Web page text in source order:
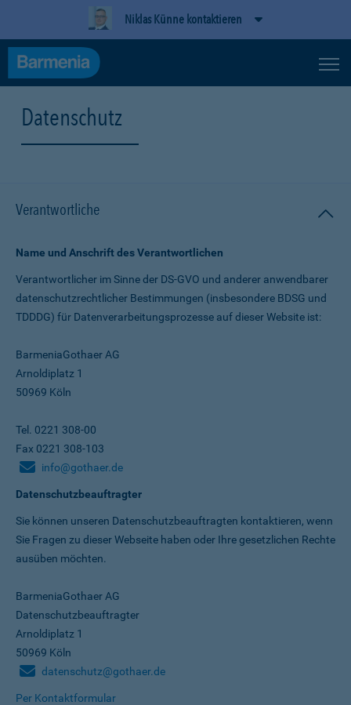
Niklas Künne kontaktieren
Datenschutz
Verantwortliche
Name und Anschrift des Verantwortlichen
Verantwortlicher im Sinne der DS-GVO und anderer anwendbarer
datenschutz­rechtlicher Bestimmungen (insbesondere BDSG und
TDDDG) für Daten­verarbeitungs­prozesse auf dieser Website ist:
BarmeniaGothaer AG
Arnoldiplatz 1
50969 Köln
Tel. 0221 308-00
Fax 0221 308-103
info@gothaer.de
Datenschutzbeauftragter
Sie können unseren Datenschutz­beauftragten kontaktieren, wenn
Sie Fragen zu dieser Webseite haben oder Ihre gesetzlichen Rechte
ausüben möchten.
BarmeniaGothaer AG
Datenschutzbeauftragter
Arnoldiplatz 1
50969 Köln
datenschutz@gothaer.de
Per Kontaktformular